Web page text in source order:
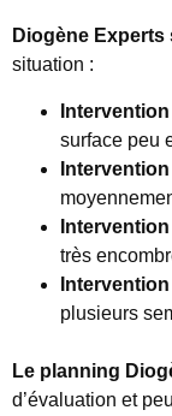
Diogène Experts
situation :
surface peu
très
plusieurs
Le planning
d’évaluation et